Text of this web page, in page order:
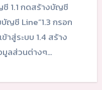
1.1 กดสร้างบัญชี
บัญชี Line”1.3 กรอก
าสู่ระบบ 1.4 สร้าง
มูลส่วนต่างๆ…